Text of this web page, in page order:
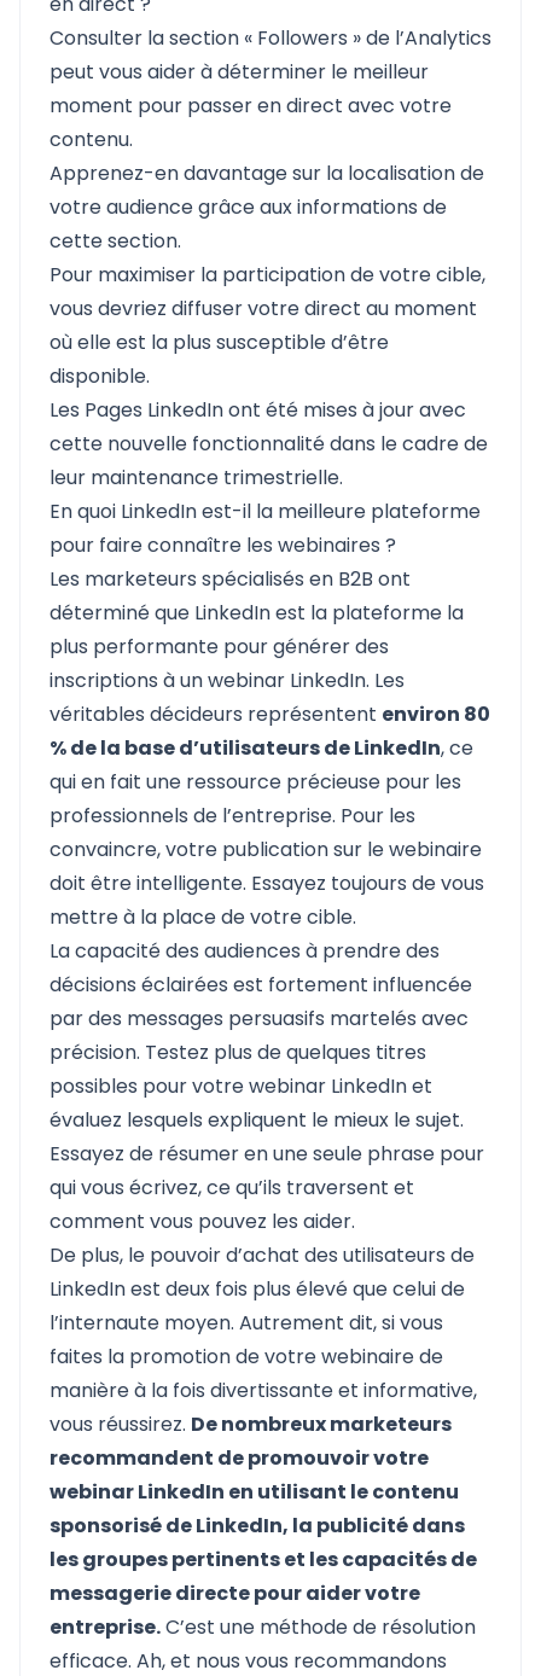
Consulter la section « Followers » de l’Analytics
peut vous aider à déterminer le meilleur
moment pour passer en direct avec votre
contenu.
Apprenez-en davantage sur la localisation de
votre audience grâce aux informations de
cette section.
Pour maximiser la participation de votre cible,
vous devriez diffuser votre direct au moment
où elle est la plus susceptible d’être
disponible.
Les Pages LinkedIn ont été mises à jour avec
cette nouvelle fonctionnalité dans le cadre de
leur maintenance trimestrielle.
En quoi LinkedIn est-il la meilleure plateforme
pour faire connaître les webinaires ?
Les marketeurs spécialisés en B2B ont
déterminé que LinkedIn est la plateforme la
plus performante pour générer des
inscriptions à un webinar LinkedIn. Les
véritables décideurs représentent environ 80
% de la base d’utilisateurs de LinkedIn, ce
qui en fait une ressource précieuse pour les
professionnels de l’entreprise. Pour les
convaincre, votre publication sur le webinaire
doit être intelligente. Essayez toujours de vous
mettre à la place de votre cible.
La capacité des audiences à prendre des
décisions éclairées est fortement influencée
par des messages persuasifs martelés avec
précision. Testez plus de quelques titres
possibles pour votre webinar LinkedIn et
évaluez lesquels expliquent le mieux le sujet.
Essayez de résumer en une seule phrase pour
qui vous écrivez, ce qu’ils traversent et
comment vous pouvez les aider.
De plus, le pouvoir d’achat des utilisateurs de
LinkedIn est deux fois plus élevé que celui de
l’internaute moyen. Autrement dit, si vous
faites la promotion de votre webinaire de
manière à la fois divertissante et informative,
vous réussirez. De nombreux marketeurs
recommandent de promouvoir votre
webinar LinkedIn en utilisant le contenu
sponsorisé de LinkedIn, la publicité dans
les groupes pertinents et les capacités de
messagerie directe pour aider votre
entreprise.C’est une méthode de résolution
efficace. Ah, et nous vous recommandons